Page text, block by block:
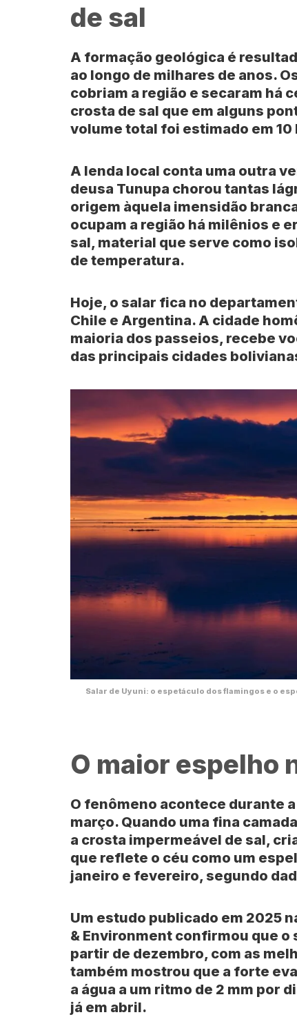
de sal
A formação geológica é
ao longo de milhares de anos.
cobriam a região e secaram há
crosta de sal que em alguns
volume total foi estimado em
A lenda local conta uma outra
deusa Tunupa chorou tantas
origem àquela imensidão
ocupam a região há milênios e
sal, material que serve como
de temperatura.
Hoje, o salar fica no
Chile e Argentina. A cidade
maioria dos passeios, recebe
das principais cidades
Salar de Uyuni: o espetáculo dos flamingos e o
O maior espelho
O fenômeno acontece durante
março. Quando uma fina
a crosta impermeável de sal,
que reflete o céu como um
janeiro e fevereiro, segundo
Um estudo publicado em 2025
& Environment confirmou que
partir de dezembro, com as
também mostrou que a forte
a água a um ritmo de 2 mm por
já em abril.